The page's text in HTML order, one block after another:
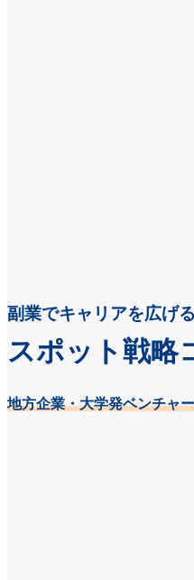
副業でキャリアを広げる
スポット戦略
地方企業・大学発ベンチャー